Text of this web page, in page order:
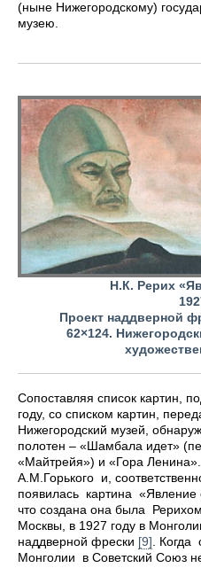
(ныне Нижегородскому)
музею.
Н.К. Рерих
Проект наддверной
62×124.
Сопоставляя список картин,
году, со списком картин,
Нижегородский музей,
полотен – «Шамбала идет»
«Майтрейя») и «Гора
А.М.Горького и,
появилась картина «Явление
что создана она была
Москвы, в 1927 году в
наддверной фрески [9]. Когда
Монголии в Советский Союз